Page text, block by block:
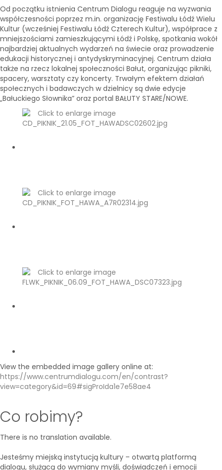
Od początku istnienia Centrum Dialogu reaguje na wyzwania
współczesności poprzez m.in. organizację Festiwalu Łódź Wielu
Kultur (wcześniej Festiwalu Łódź Czterech Kultur), współprace z
mniejszościami zamieszkującymi Łódź i Polskę, spotkania wokół
najbardziej aktualnych wydarzeń na świecie oraz prowadzenie
edukacji historycznej i antydyskryminacyjnej. Centrum działa
także na rzecz lokalnej społeczności Bałut, organizując pikniki,
spacery, warsztaty czy koncerty. Trwałym efektem działań
społecznych i badawczych w dzielnicy są dwie edycje
„Bałuckiego Słownika” oraz portal BAŁUTY STARE/NOWE.
View the embedded image gallery online at:
https://www.centrumdialogu.com/en/contrast?
view=category&id=69#sigProIda1e7e58ae4
Co robimy?
There is no translation available.
Jesteśmy miejską instytucją kultury – otwartą platformą
dialogu, służącą do wymiany myśli, doświadczeń i emocji